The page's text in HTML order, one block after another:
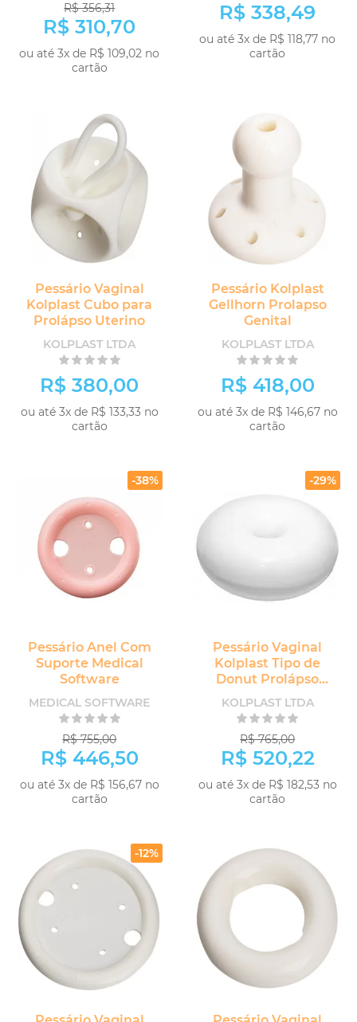
R$ 356,31
R$ 310,70
ou até 3x de R$ 109,02 no
cartão
R$ 338,49
ou até 3x de R$ 118,77 no
cartão
Pessário Vaginal
Kolplast Cubo para
Prolápso Uterino
KOLPLAST LTDA
R$ 380,00
ou até 3x de R$ 133,33 no
cartão
Pessário Kolplast
Gellhorn Prolapso
Genital
KOLPLAST LTDA
R$ 418,00
ou até 3x de R$ 146,67 no
cartão
-38%
Pessário Anel Com
Suporte Medical
Software
MEDICAL SOFTWARE
R$ 755,00
R$ 446,50
ou até 3x de R$ 156,67 no
cartão
-29%
Pessário Vaginal
Kolplast Tipo de
Donut Prolápso
Vaginal
KOLPLAST LTDA
R$ 765,00
R$ 520,22
ou até 3x de R$ 182,53 no
cartão
-12%